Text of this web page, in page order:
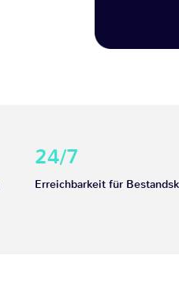
24/7
Erreichbarkeit für